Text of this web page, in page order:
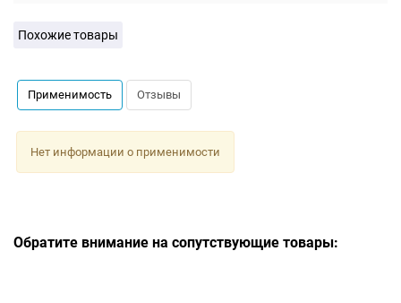
Похожие товары
Применимость Отзывы
Нет информации о применимости
Обратите внимание на сопутствующие товары: